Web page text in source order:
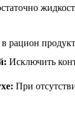
рацион
Исключить
При